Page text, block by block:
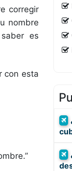
corregir
nombre
es
con esta